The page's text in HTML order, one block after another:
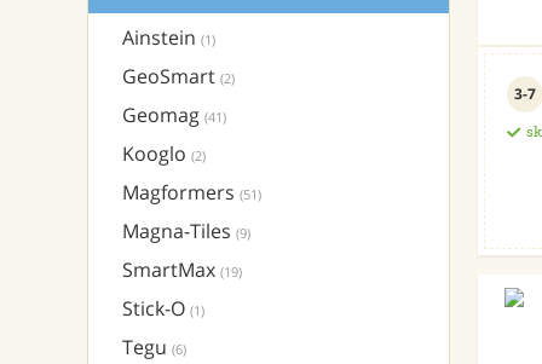
Ainstein (1)
GeoSmart (2)
Geomag (41)
Kooglo (2)
Magformers (51)
Magna-Tiles (9)
SmartMax (19)
Stick-O (1)
Tegu (6)
3-7